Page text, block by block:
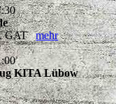
GATmehr
KITA Lübow